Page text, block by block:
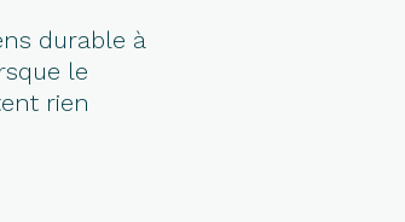
durable à
le
rien